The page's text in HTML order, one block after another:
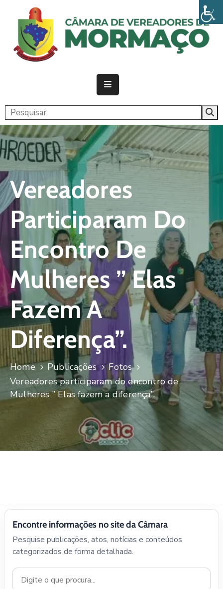
PÁGINA
INICIAL
LEGISLATIVA
PUBLICAÇÕES
TRANSPARÊNCIA
CONTATO
Vereadores
Participaram Do
Encontro De
Mulheres ” Elas
Fazem A
Diferença”.
Home Publicações
Fotos
Vereadores participaram do encontro de
Mulheres ” Elas fazem a diferença”.
Encontre informações no site da Câmara
Pesquise publicações, atos, notícias e conteúdos
categorizados de forma detalhada.